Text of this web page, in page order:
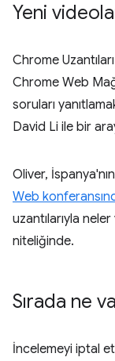
Yeni
Chrome
Chrome Web
soruları
David Li ile bir
Oliver,
Web
uzantılarıyla
niteliğinde.
Sırada ne
İncelemeyi iptal